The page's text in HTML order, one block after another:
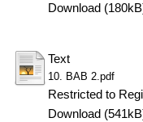
Download
Text
10. BAB 2.pdf
Restricted to
Download